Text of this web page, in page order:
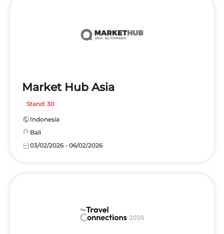
Market Hub Asia
Stand: 30
public Indonesia
location_on Bali
calendar_today03/02/2026 - 06/02/2026